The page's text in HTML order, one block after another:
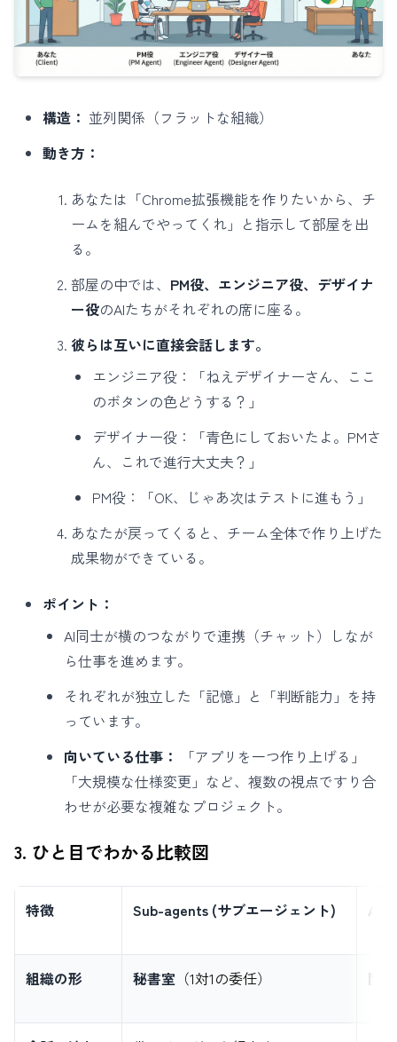
構造： 並列関係（フラットな組織）
動き方：
あなたは「Chrome拡張機能を作りたいから、チ
ームを組んでやってくれ」と指示して部屋を出
る。
部屋の中では、 PM役、エンジニア役、デザイナ
ー役のAIたちがそれぞれの席に座る。
彼らは互いに直接会話します。
エンジニア役：「ねえデザイナーさん、ここ
のボタンの色どうする？」
デザイナー役：「青色にしておいたよ。PMさ
ん、これで進行大丈夫？」
PM役：「OK、じゃあ次はテストに進もう」
あなたが戻ってくると、チーム全体で作り上げた
成果物ができている。
ポイント：
AI同士が横のつながりで連携（チャット）しなが
ら仕事を進めます。
それぞれが独立した「記憶」と「判断能力」を持
っています。
向いている仕事：
「アプリを一つ作り上げる」
「大規模な仕様変更」など、複数の視点ですり合
わせが必要な複雑なプロジェクト。
3. ひと目でわかる比較図
特徴 Sub-agents (サブエージェント)
組織の形 秘書室 （1対1の委任） 開